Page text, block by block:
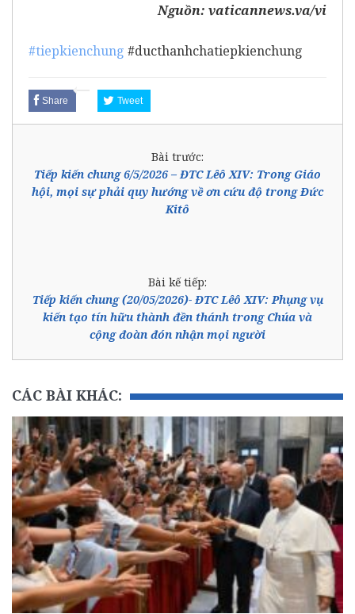
Nguồn: vaticannews.va/vi
#tiepkienchung #ducthanhchatiepkienchung
Share Tweet
Bài trước:
Tiếp kiến chung 6/5/2026 – ĐTC Lêô XIV: Trong Giáo
hội, mọi sự phải quy hướng về ơn cứu độ trong Đức
Kitô
Bài kế tiếp:
Tiếp kiến chung (20/05/2026)- ĐTC Lêô XIV: Phụng vụ
kiến tạo tín hữu thành đền thánh trong Chúa và
cộng đoàn đón nhận mọi người
CÁC BÀI KHÁC: